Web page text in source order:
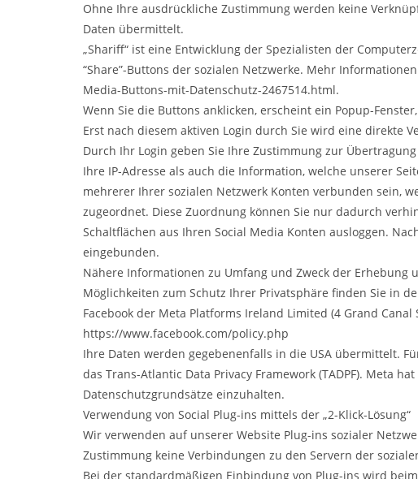
Ohne Ihre ausdrückliche Zustimmung werden keine
Daten übermittelt.
„Shariff“ ist eine Entwicklung der Spezialisten der
“Share”-Buttons der sozialen Netzwerke. Mehr
Media-Buttons-mit-Datenschutz-2467514.html.
Wenn Sie die Buttons anklicken, erscheint ein Popup-
Erst nach diesem aktiven Login durch Sie wird eine direkte
Durch Ihr Login geben Sie Ihre Zustimmung zur
Ihre IP-Adresse als auch die Information, welche unserer
mehrerer Ihrer sozialen Netzwerk Konten verbunden sein,
zugeordnet. Diese Zuordnung können Sie nur dadurch
Schaltflächen aus Ihren Social Media Konten ausloggen.
eingebunden.
Nähere Informationen zu Umfang und Zweck der
Möglichkeiten zum Schutz Ihrer Privatsphäre finden Sie in
Facebook der Meta Platforms Ireland Limited (4 Grand Canal
https://www.facebook.com/policy.php
Ihre Daten werden gegebenenfalls in die USA übermittelt.
das Trans-Atlantic Data Privacy Framework (TADPF). Meta
Datenschutzgrundsätze einzuhalten.
Verwendung von Social Plug-ins mittels der „2-Klick-Lösung“
Wir verwenden auf unserer Website Plug-ins sozialer
Zustimmung keine Verbindungen zu den Servern der
Bei der standardmäßigen Einbindung von Plug-ins wird